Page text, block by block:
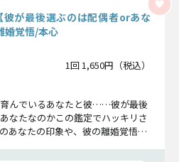
が最後選ぶのは配偶者orあな
婚覚悟/本心
1回 1,650円（税込）
育んでいるあなたと彼……彼が最後
なたなのかこの鑑定でハッキリさ
あなたの印象や、彼の離婚覚悟、